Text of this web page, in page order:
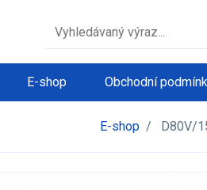
E-shop Obchodní
E-shop / D80V/